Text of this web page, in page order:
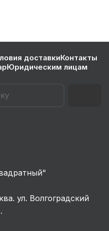
доставкиКонтакты
Юридическим лицам
ул. Волгоградский